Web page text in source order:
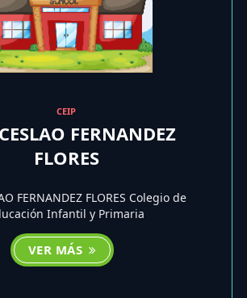
CEIP
FERNANDEZ
FLORES
FERNANDEZ FLORES Colegio de
Infantil y Primaria
VER MÁS